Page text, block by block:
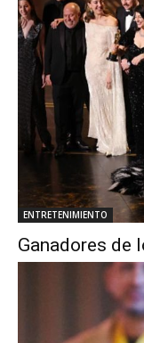
ENTRETENIMIENTO
Ganadores de